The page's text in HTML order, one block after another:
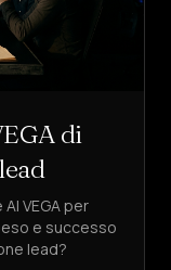
di
VEGA per
e successo
lead?